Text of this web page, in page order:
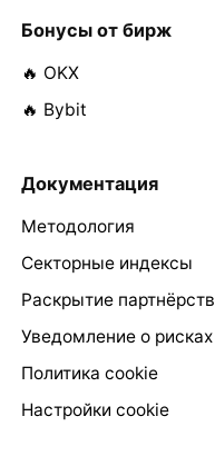
Бонусы от бирж
🔥 OKX
🔥 Bybit
Документация
Методология
Секторные индексы
Раскрытие
Уведомление о рисках
Политика cookie
Настройки cookie